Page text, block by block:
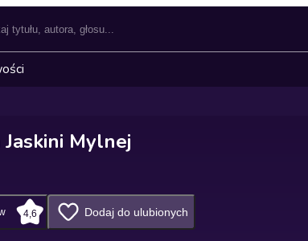
Jaskini Mylnej
4,6 Dodaj do ulubionych